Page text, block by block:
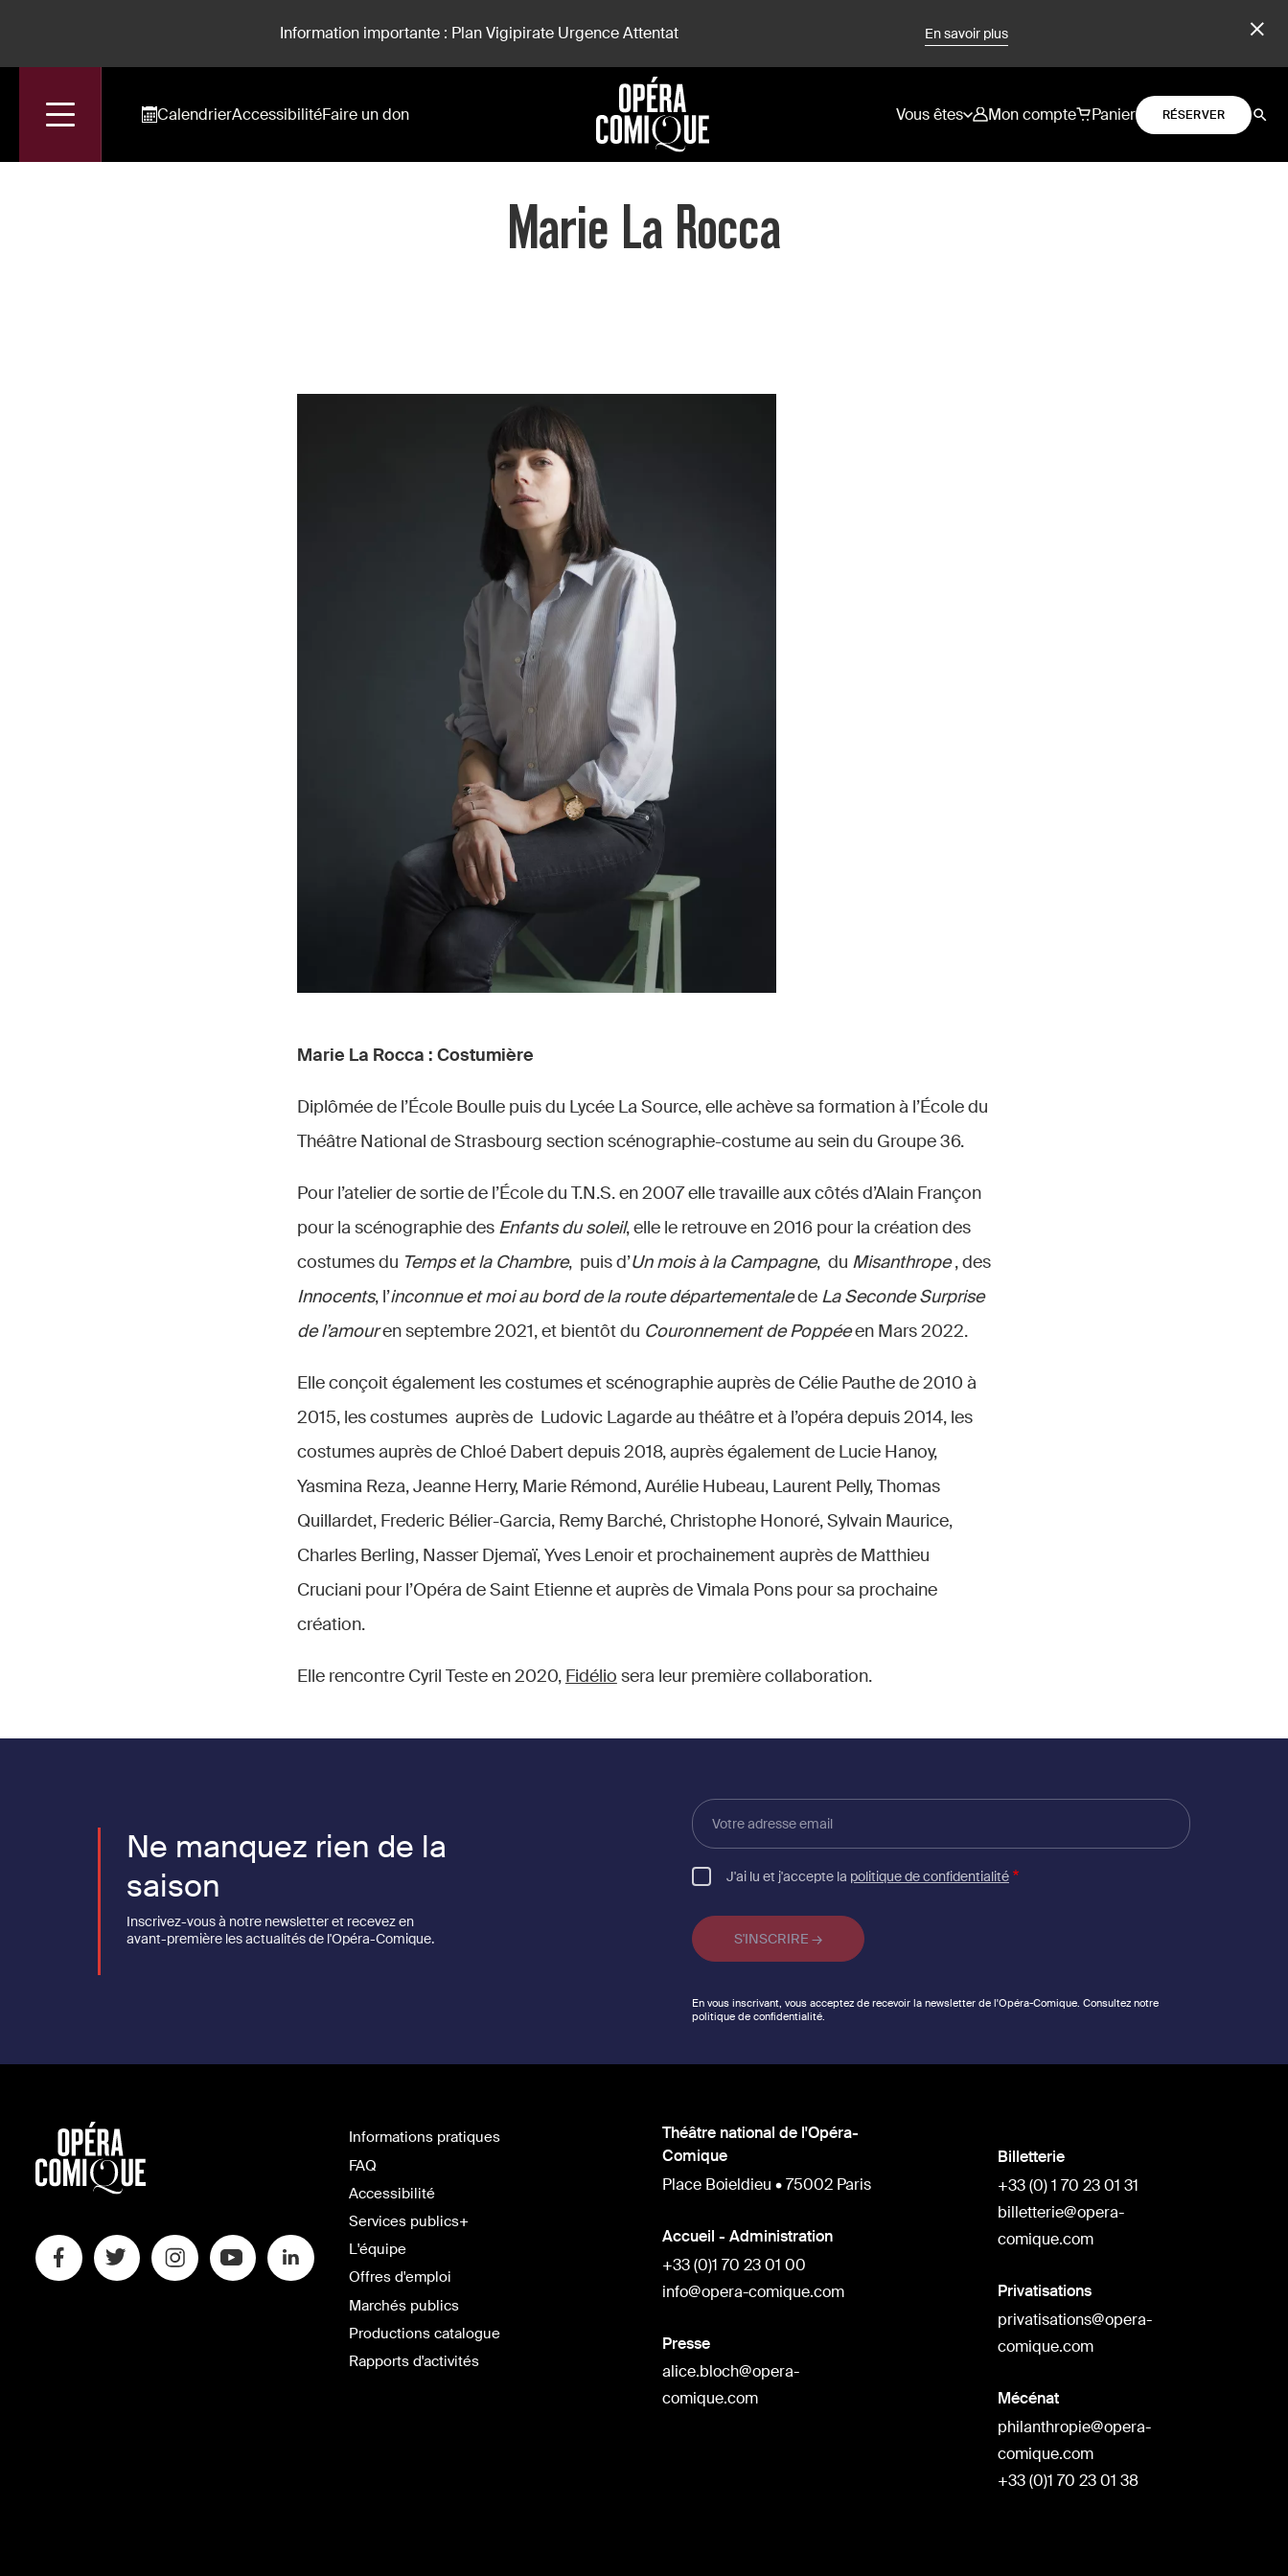
Information importante : Plan Vigipirate Urgence Attentat En savoir plus
CalendrierAccessibilitéFaire un don Vous êtes Mon compte Panier RÉSERVER
Accueil Marie La Rocca
Marie La Rocca
Marie La Rocca : Costumière
Diplômée de l’École Boulle puis du Lycée La Source, elle achève sa formation à l’École du
Théâtre National de Strasbourg section scénographie­-costume au sein du Groupe 36.
Pour l’atelier de sortie de l’École du T.N.S. en 2007 elle travaille aux côtés d’Alain Françon
pour la scénographie des Enfants du soleil, elle le retrouve en 2016 pour la création des
costumes du Temps et la Chambre, puis d’Un mois à la Campagne, du Misanthrope, des
Innocents, l’inconnue et moi au bord de la route départementalede La Seconde Surprise
de l’amouren septembre 2021, et bientôt du Couronnement de Poppéeen Mars 2022.
Elle conçoit également les costumes et scénographie auprès de Célie Pauthe de 2010 à
2015, les costumes auprès de Ludovic Lagarde au théâtre et à l’opéra depuis 2014, les
costumes auprès de Chloé Dabert depuis 2018, auprès également de Lucie Hanoy,
Yasmina Reza, Jeanne Herry, Marie Rémond, Aurélie Hubeau, Laurent Pelly, Thomas
Quillardet, Frederic Bélier-Garcia, Remy Barché, Christophe Honoré, Sylvain Maurice,
Charles Berling, Nasser Djemaï, Yves Lenoir et prochainement auprès de Matthieu
Cruciani pour l’Opéra de Saint Etienne et auprès de Vimala Pons pour sa prochaine
création.
Elle rencontre Cyril Teste en 2020, Fidélio sera leur première collaboration.
Ne manquez rien de la
saison
Inscrivez-vous à notre newsletter et recevez en
avant-première les actualités de l'Opéra-Comique.
Votre
adresse
email
J'ai lu et j'accepte la politique de confidentialité
En vous inscrivant, vous acceptez de recevoir la newsletter de l'Opéra-Comique. Consultez notre
politique de confidentialité.
Informations pratiques
FAQ
Accessibilité
Services publics+
L'équipe
Offres d'emploi
Marchés publics
Productions catalogue
Rapports d'activités
Théâtre national de l'Opéra-
Comique
Place Boieldieu • 75002 Paris
Accueil - Administration
+33 (0)1 70 23 01 00
info@opera-comique.com
Presse
alice.bloch@opera-
comique.com
Billetterie
+33 (0) 1 70 23 01 31
billetterie@opera-
comique.com
Privatisations
privatisations@opera-
comique.com
Mécénat
philanthropie@opera-
comique.com
+33 (0)1 70 23 01 38